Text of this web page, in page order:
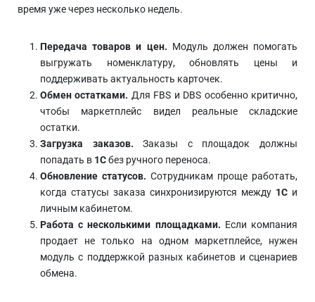
время уже через несколько недель.
Передача товаров и цен. Модуль должен помогать
выгружать номенклатуру, обновлять цены и
поддерживать актуальность карточек.
Обмен остатками. Для FBS и DBS особенно критично,
чтобы маркетплейс видел реальные складские
остатки.
Загрузка заказов. Заказы с площадок должны
попадать в 1Сбез ручного переноса.
Обновление статусов. Сотрудникам проще работать,
когда статусы заказа синхронизируются между 1С и
личным кабинетом.
Работа с несколькими площадками. Если компания
продает не только на одном маркетплейсе, нужен
модуль с поддержкой разных кабинетов и сценариев
обмена.